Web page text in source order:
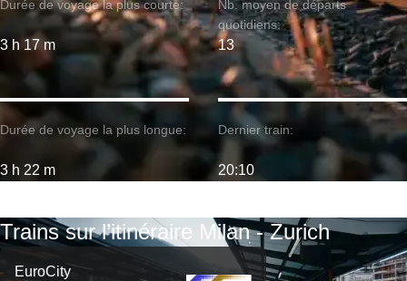
Durée de voyage la plus courte:
3 h 17 m
Durée de voyage la plus longue:
3 h 22 m
Nb. moyen de départs
quotidiens:
13
Dernier train:
20:10
Trains sur l’itinéraire Milan - Zurich
EuroCity